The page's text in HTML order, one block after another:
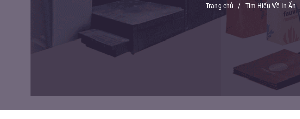
Trang chủ / Tìm Hiểu Về In Ấn